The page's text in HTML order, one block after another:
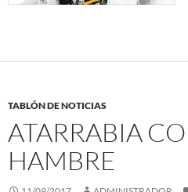
TABLÓN DE NOTICIAS
ATARRABIA
HAMBRE